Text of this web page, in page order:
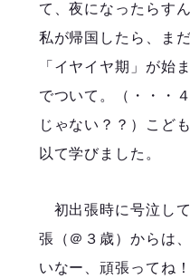
て、夜になったらす
私が帰国したら、ま
「イヤイヤ期」が始
でついて。（・・・
じゃない？？）こど
以て学びました。
初出張時に号泣し
張（＠３歳）からは
いなー、頑張ってね